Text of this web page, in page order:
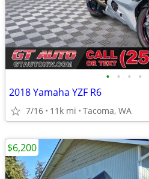
• • • •
2018 Yamaha YZF R6
7/16 11k mi Tacoma, WA
$6,200